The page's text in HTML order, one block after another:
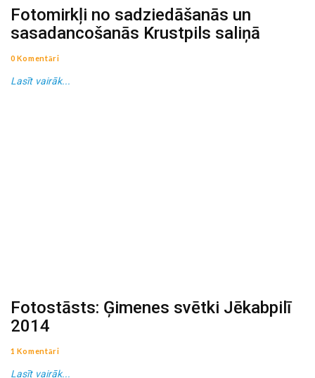
Fotomirkļi no sadziedāšanās un
sasadancošanās Krustpils saliņā
0 Komentāri
Lasīt vairāk...
Fotostāsts: Ģimenes svētki Jēkabpilī
2014
1 Komentāri
Lasīt vairāk...